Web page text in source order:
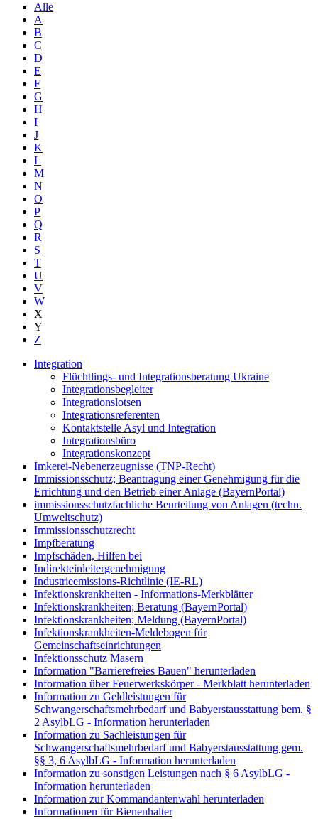
Alle
A
B
C
D
E
F
G
H
I
J
K
L
M
N
O
P
Q
R
S
T
U
V
W
X
Y
Z
Integration
Flüchtlings- und Integrationsberatung Ukraine
Integrationsbegleiter
Integrationslotsen
Integrationsreferenten
Kontaktstelle Asyl und Integration
Integrationsbüro
Integrationskonzept
Imkerei-Nebenerzeugnisse (TNP-Recht)
Immissionsschutz; Beantragung einer Genehmigung für die
Errichtung und den Betrieb einer Anlage (BayernPortal)
immissionsschutzfachliche Beurteilung von Anlagen (techn.
Umweltschutz)
Immissionsschutzrecht
Impfberatung
Impfschäden, Hilfen bei
Indirekteinleitergenehmigung
Industrieemissions-Richtlinie (IE-RL)
Infektionskrankheiten - Informations-Merkblätter
Infektionskrankheiten; Beratung (BayernPortal)
Infektionskrankheiten; Meldung (BayernPortal)
Infektionskrankheiten-Meldebogen für
Gemeinschaftseinrichtungen
Infektionsschutz Masern
Information "Barrierefreies Bauen" herunterladen
Information über Feuerwerkskörper - Merkblatt herunterladen
Information zu Geldleistungen für
Schwangerschaftsmehrbedarf und Babyerstausstattung bem. §
2 AsylbLG - Information herunterladen
Information zu Sachleistungen für
Schwangerschaftsmehrbedarf und Babyerstausstattung gem.
§§ 3, 6 AsylbLG - Information herunterladen
Information zu sonstigen Leistungen nach § 6 AsylbLG -
Information herunterladen
Information zur Kommandantenwahl herunterladen
Informationen für Bienenhalter